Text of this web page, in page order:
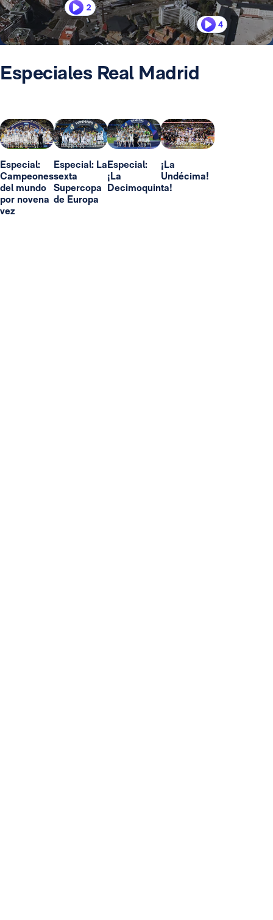
2
4
Especiales Real Madrid
Especial:
Campeones
del mundo
por novena
vez
Especial: La
sexta
Supercopa
de Europa
Especial:
¡La
Decimoquinta!
¡La
Undécima!